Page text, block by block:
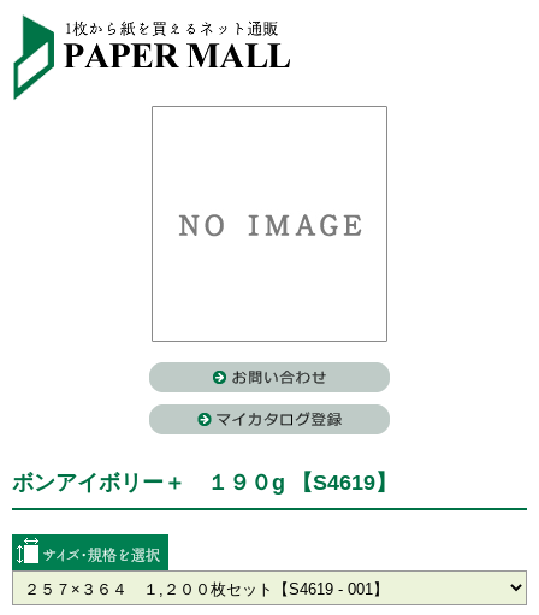
ボンアイボリー＋ １９０g 【S4619】